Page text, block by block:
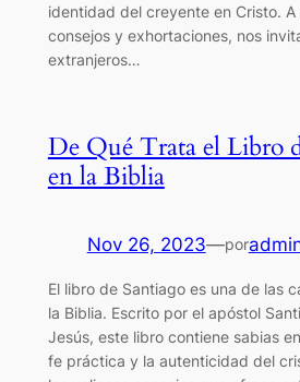
identidad del creyente en Cristo.
consejos y exhortaciones, nos
extranjeros…
De Qué Trata el Libro
en la Biblia
Nov 26, 2023—por
El libro de Santiago es una de las
la Biblia. Escrito por el apóstol
Jesús, este libro contiene sabias
fe práctica y la autenticidad del